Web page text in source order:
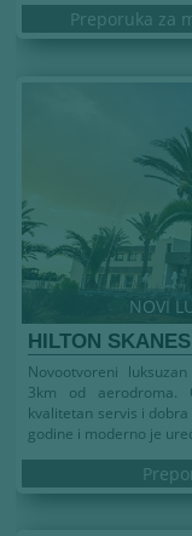
Preporuka za
NOVI
HILTON SKANES
Novootvoreni
3km od aerodroma.
kvalitetan servis i
godine i moderno je